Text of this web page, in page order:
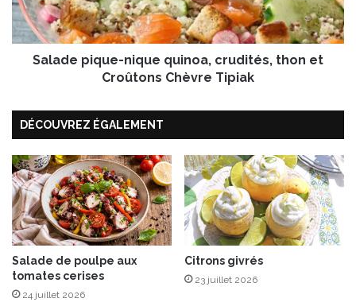
a
n
c
u
M
i
r
a
b
e
l
l
e
s
p
i
q
n
q
u
e
q
u
i
n
o
a
,
Salade pique-nique quinoa, crudités, thon et
Croûtons Chèvre Tipiak
DÉCOUVREZ ÉGALEMENT
Salade de poulpe aux
tomates cerises
24 juillet 2026
Citrons givrés
23 juillet 2026